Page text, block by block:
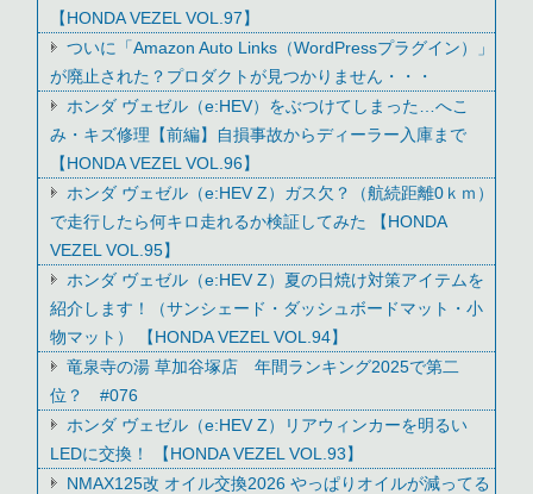
【HONDA VEZEL VOL.97】
ついに「Amazon Auto Links（WordPressプラグイン）」
が廃止された？プロダクトが見つかりません・・・
ホンダ ヴェゼル（e:HEV）をぶつけてしまった…へこ
み・キズ修理【前編】自損事故からディーラー入庫まで
【HONDA VEZEL VOL.96】
ホンダ ヴェゼル（e:HEV Z）ガス欠？（航続距離0ｋｍ）
で走行したら何キロ走れるか検証してみた 【HONDA
VEZEL VOL.95】
ホンダ ヴェゼル（e:HEV Z）夏の日焼け対策アイテムを
紹介します！（サンシェード・ダッシュボードマット・小
物マット） 【HONDA VEZEL VOL.94】
竜泉寺の湯 草加谷塚店 年間ランキング2025で第二
位？ #076
ホンダ ヴェゼル（e:HEV Z）リアウィンカーを明るい
LEDに交換！ 【HONDA VEZEL VOL.93】
NMAX125改 オイル交換2026 やっぱりオイルが減ってる